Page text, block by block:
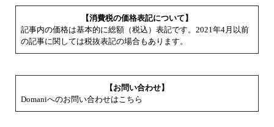
【消費税の価格表記について】
記事内の価格は基本的に総額（税込）表記です。2021年4月以前
の記事に関しては税抜表記の場合もあります。
【お問い合わせ】
Domaniへのお問い合わせはこちら